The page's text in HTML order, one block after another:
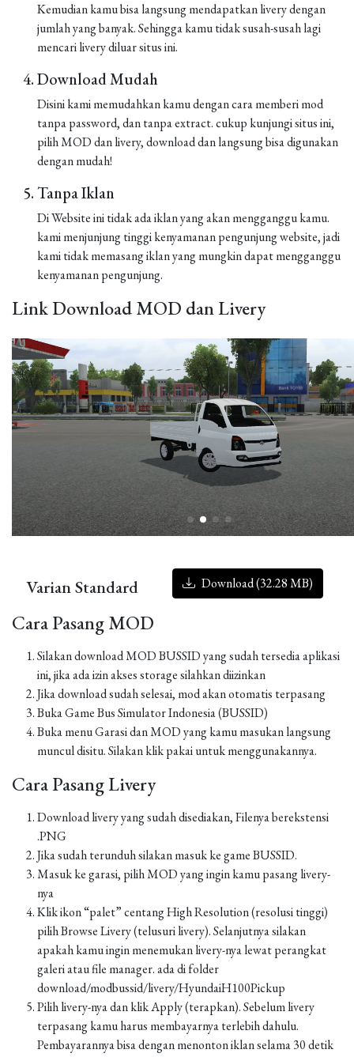
Kemudian kamu bisa langsung mendapatkan livery dengan
jumlah yang banyak. Sehingga kamu tidak susah-susah lagi
mencari livery diluar situs ini.
Download Mudah
Disini kami memudahkan kamu dengan cara memberi mod
tanpa password, dan tanpa extract. cukup kunjungi situs ini,
pilih MOD dan livery, download dan langsung bisa digunakan
dengan mudah!
Tanpa Iklan
Di Website ini tidak ada iklan yang akan mengganggu kamu.
kami menjunjung tinggi kenyamanan pengunjung website, jadi
kami tidak memasang iklan yang mungkin dapat mengganggu
kenyamanan pengunjung.
Link Download MOD dan Livery
Varian Standard Download (32.28 MB)
Cara Pasang MOD
Silakan download MOD BUSSID yang sudah tersedia aplikasi
ini, jika ada izin akses storage silahkan diizinkan
Jika download sudah selesai, mod akan otomatis terpasang
Buka Game Bus Simulator Indonesia (BUSSID)
Buka menu Garasi dan MOD yang kamu masukan langsung
muncul disitu. Silakan klik pakai untuk menggunakannya.
Cara Pasang Livery
Download livery yang sudah disediakan, Filenya berekstensi
.PNG
Jika sudah terunduh silakan masuk ke game BUSSID.
Masuk ke garasi, pilih MOD yang ingin kamu pasang livery-
nya
Klik ikon “palet” centang High Resolution (resolusi tinggi)
pilih Browse Livery (telusuri livery). Selanjutnya silakan
apakah kamu ingin menemukan livery-nya lewat perangkat
galeri atau file manager. ada di folder
download/modbussid/livery/HyundaiH100Pickup
Pilih livery-nya dan klik Apply (terapkan). Sebelum livery
terpasang kamu harus membayarnya terlebih dahulu.
Pembayarannya bisa dengan menonton iklan selama 30 detik